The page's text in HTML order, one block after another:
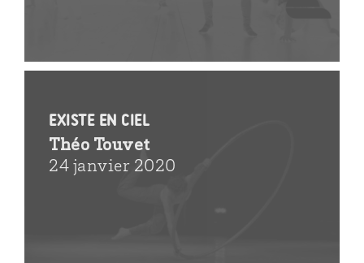
Existe en ciel
Théo Touvet
24 janvier 2020